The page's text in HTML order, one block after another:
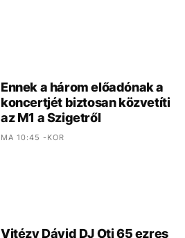
Ennek a három előadónak a
koncertjét biztosan közvetíti
az M1 a Szigetről
MA 10:45 -KOR
Vitézy Dávid DJ Oti 65 ezres